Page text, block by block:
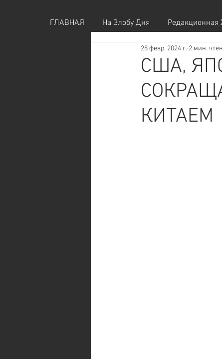
ГЛАВНАЯ На Злобу Дня
США,
КИТАЕМ
28 февр. 2024 г. 2 мин.